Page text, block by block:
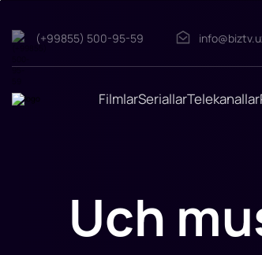
Uch
ko'z
(+99855) 500-95-59
FilmlarSeriallarTelekanallar
Uch